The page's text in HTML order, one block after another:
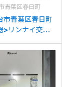
青葉区春日町
市青葉区春日町
>リンナイ交換
3か
3(B)への交換